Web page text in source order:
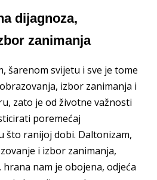
dijagnoza,
zanimanja
šarenom svijetu i sve je tome
izbor zanimanja i
zato je od životne važnosti
poremećaj
što ranijoj dobi. Daltonizam,
i izbor zanimanja,
nam je obojena, odjeća